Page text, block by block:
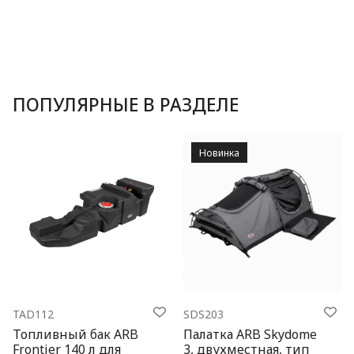
ПОПУЛЯРНЫЕ В РАЗДЕЛЕ
TAD112
Топливный бак ARB
Frontier 140 л для
SDS203
Палатка ARB Skydome
3, двухместная, тип
Новинка